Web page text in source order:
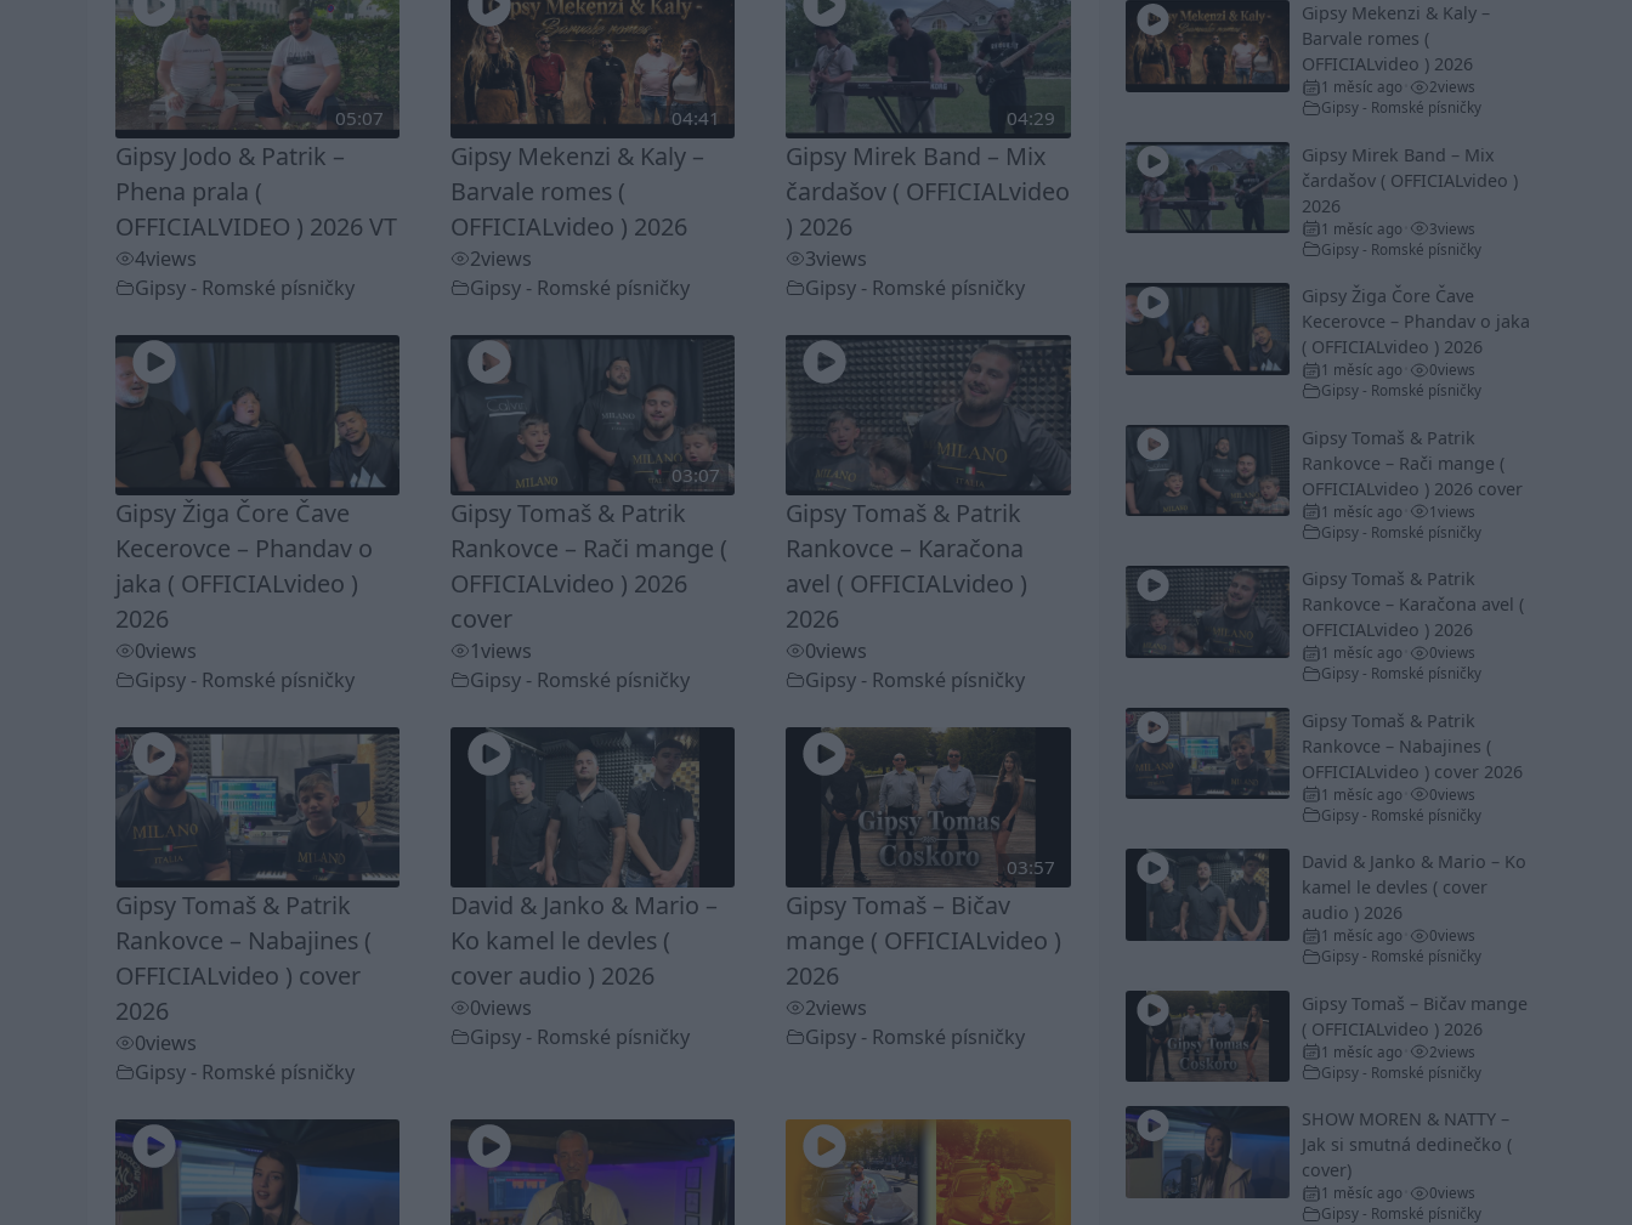
05:07
Gipsy Jodo & Patrik –
Phena prala (
OFFICIALVIDEO ) 2026 VT
4views
Gipsy - Romské písničky
04:41
Gipsy Mekenzi & Kaly –
Barvale romes (
OFFICIALvideo ) 2026
2views
Gipsy - Romské písničky
04:29
Gipsy Mirek Band – Mix
čardašov ( OFFICIALvideo
) 2026
3views
Gipsy - Romské písničky
Gipsy Žiga Čore Čave
Kecerovce – Phandav o
jaka ( OFFICIALvideo )
2026
0views
Gipsy - Romské písničky
03:07
Gipsy Tomaš & Patrik
Rankovce – Rači mange (
OFFICIALvideo ) 2026
cover
1views
Gipsy - Romské písničky
Gipsy Tomaš & Patrik
Rankovce – Karačona
avel ( OFFICIALvideo )
2026
0views
Gipsy - Romské písničky
Gipsy Tomaš & Patrik
Rankovce – Nabajines (
OFFICIALvideo ) cover
2026
0views
Gipsy - Romské písničky
David & Janko & Mario –
Ko kamel le devles (
cover audio ) 2026
0views
Gipsy - Romské písničky
03:57
Gipsy Tomaš – Bičav
mange ( OFFICIALvideo )
2026
2views
Gipsy - Romské písničky
Gipsy Mekenzi & Kaly –
Barvale romes (
OFFICIALvideo ) 2026
1 měsíc ago 2views
Gipsy - Romské písničky
Gipsy Mirek Band – Mix
čardašov ( OFFICIALvideo )
2026
1 měsíc ago 3views
Gipsy - Romské písničky
Gipsy Žiga Čore Čave
Kecerovce – Phandav o jaka
( OFFICIALvideo ) 2026
1 měsíc ago 0views
Gipsy - Romské písničky
Gipsy Tomaš & Patrik
Rankovce – Rači mange (
OFFICIALvideo ) 2026 cover
1 měsíc ago 1views
Gipsy - Romské písničky
Gipsy Tomaš & Patrik
Rankovce – Karačona avel (
OFFICIALvideo ) 2026
1 měsíc ago 0views
Gipsy - Romské písničky
Gipsy Tomaš & Patrik
Rankovce – Nabajines (
OFFICIALvideo ) cover 2026
1 měsíc ago 0views
Gipsy - Romské písničky
David & Janko & Mario – Ko
kamel le devles ( cover
audio ) 2026
1 měsíc ago 0views
Gipsy - Romské písničky
Gipsy Tomaš – Bičav mange
( OFFICIALvideo ) 2026
1 měsíc ago 2views
Gipsy - Romské písničky
SHOW MOREN & NATTY –
Jak si smutná dedinečko (
cover)
1 měsíc ago 0views
Gipsy - Romské písničky